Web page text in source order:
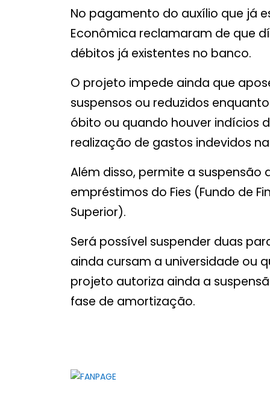
No pagamento do auxílio que já
Econômica reclamaram de que
débitos já existentes no banco.
O projeto impede ainda que
suspensos ou reduzidos
óbito ou quando houver indícios
realização de gastos indevidos
Além disso, permite a
empréstimos do Fies (Fundo de
Superior).
Será possível suspender duas
ainda cursam a universidade ou
projeto autoriza ainda a
fase de amortização.